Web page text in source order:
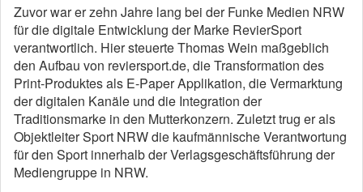
Zuvor war er zehn Jahre lang bei der Funke Medien NRW
für die digitale Entwicklung der Marke RevierSport
verantwortlich. Hier steuerte Thomas Wein maßgeblich
den Aufbau von reviersport.de, die Transformation des
Print-Produktes als E-Paper Applikation, die Vermarktung
der digitalen Kanäle und die Integration der
Traditionsmarke in den Mutterkonzern. Zuletzt trug er als
Objektleiter Sport NRW die kaufmännische Verantwortung
für den Sport innerhalb der Verlagsgeschäftsführung der
Mediengruppe in NRW.